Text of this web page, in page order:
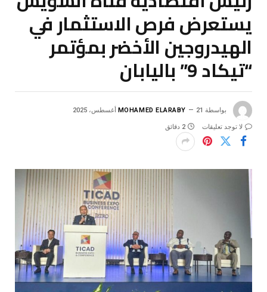
يستعرض فرص الاستثمار في
الهيدروجين الأخضر بمؤتمر
“تيكاد 9” باليابان
بواسطة MOHAMED ELARABY 21 أغسطس، 2025
لا توجد تعليقات 2 دقائق